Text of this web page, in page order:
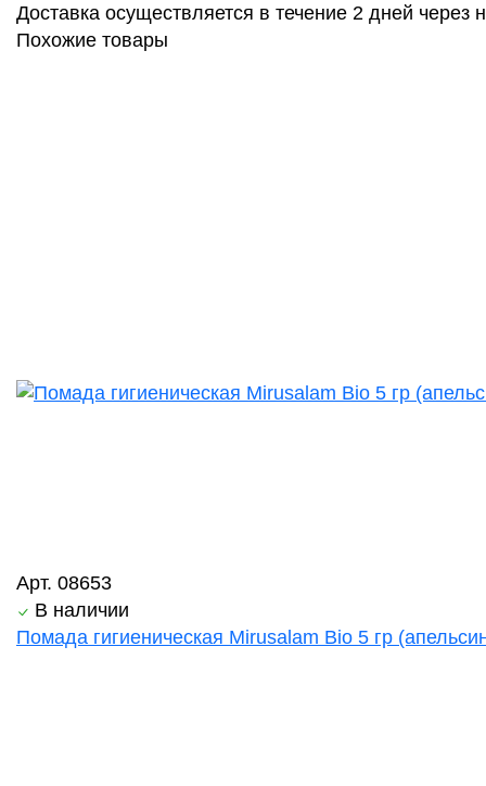
Доставка осуществляется в течение 2 дней
Похожие товары
Арт. 08653
В наличии
Помада гигиеническая Mirusalam Bio 5 гр